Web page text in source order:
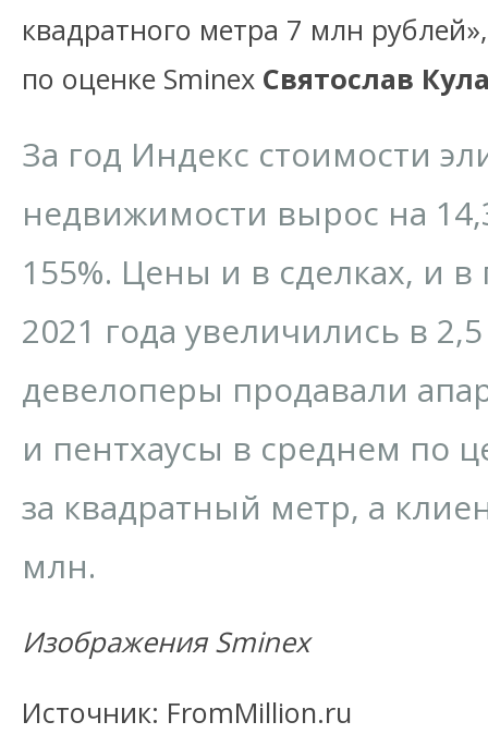
квадратного метра 7 млн
по оценке Sminex Святослав
За год Индекс стоимости
недвижимости вырос на
155%. Цены и в сделках, и
2021 года увеличились в
девелоперы продавали
и пентхаусы в среднем по
за квадратный метр, а
млн.
Изображения Sminex
Источник: FromMillion.ru